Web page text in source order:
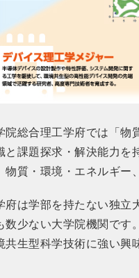
院総合理工学府では「物
と課題探求・解決能力を
物質・環境・エネルギー
府は学部を持たない独立
数少ない大学院機関です
共生型科学技術に強い興